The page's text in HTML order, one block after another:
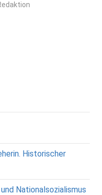
Historischer
Nationalsozialismus